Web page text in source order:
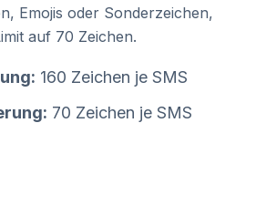
Emojis oder Sonderzeichen,
auf 70 Zeichen.
160 Zeichen je SMS
70 Zeichen je SMS